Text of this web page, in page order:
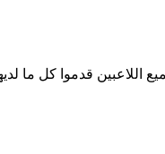
اللاعبين قدموا كل